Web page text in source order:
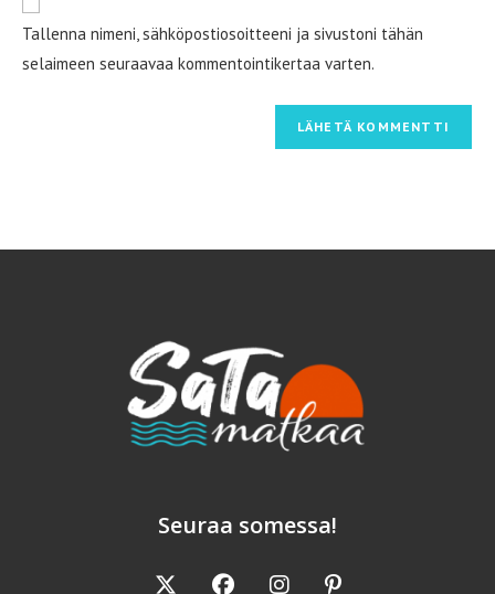
osoite/URL
(valinnainen)
Tallenna nimeni, sähköpostiosoitteeni ja sivustoni tähän
selaimeen seuraavaa kommentointikertaa varten.
Seuraa somessa!